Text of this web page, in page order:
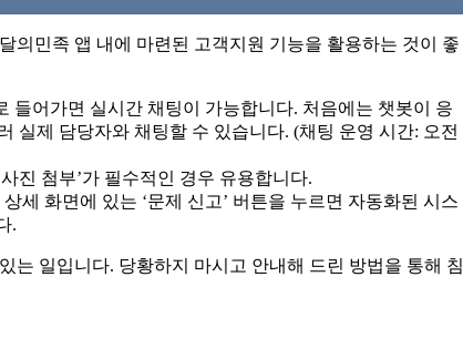
의민족 앱 내에 마련된 고객지원 기능을 활용하는 것이 좋
들어가면 실시간 채팅이 가능합니다. 처음에는 챗봇이 응
실제 담당자와 채팅할 수 있습니다. (채팅 운영 시간: 오전
진 첨부’가 필수적인 경우 유용합니다.
세 화면에 있는 ‘문제 신고’ 버튼을 누르면 자동화된 시스
.
는 일입니다. 당황하지 마시고 안내해 드린 방법을 통해 침